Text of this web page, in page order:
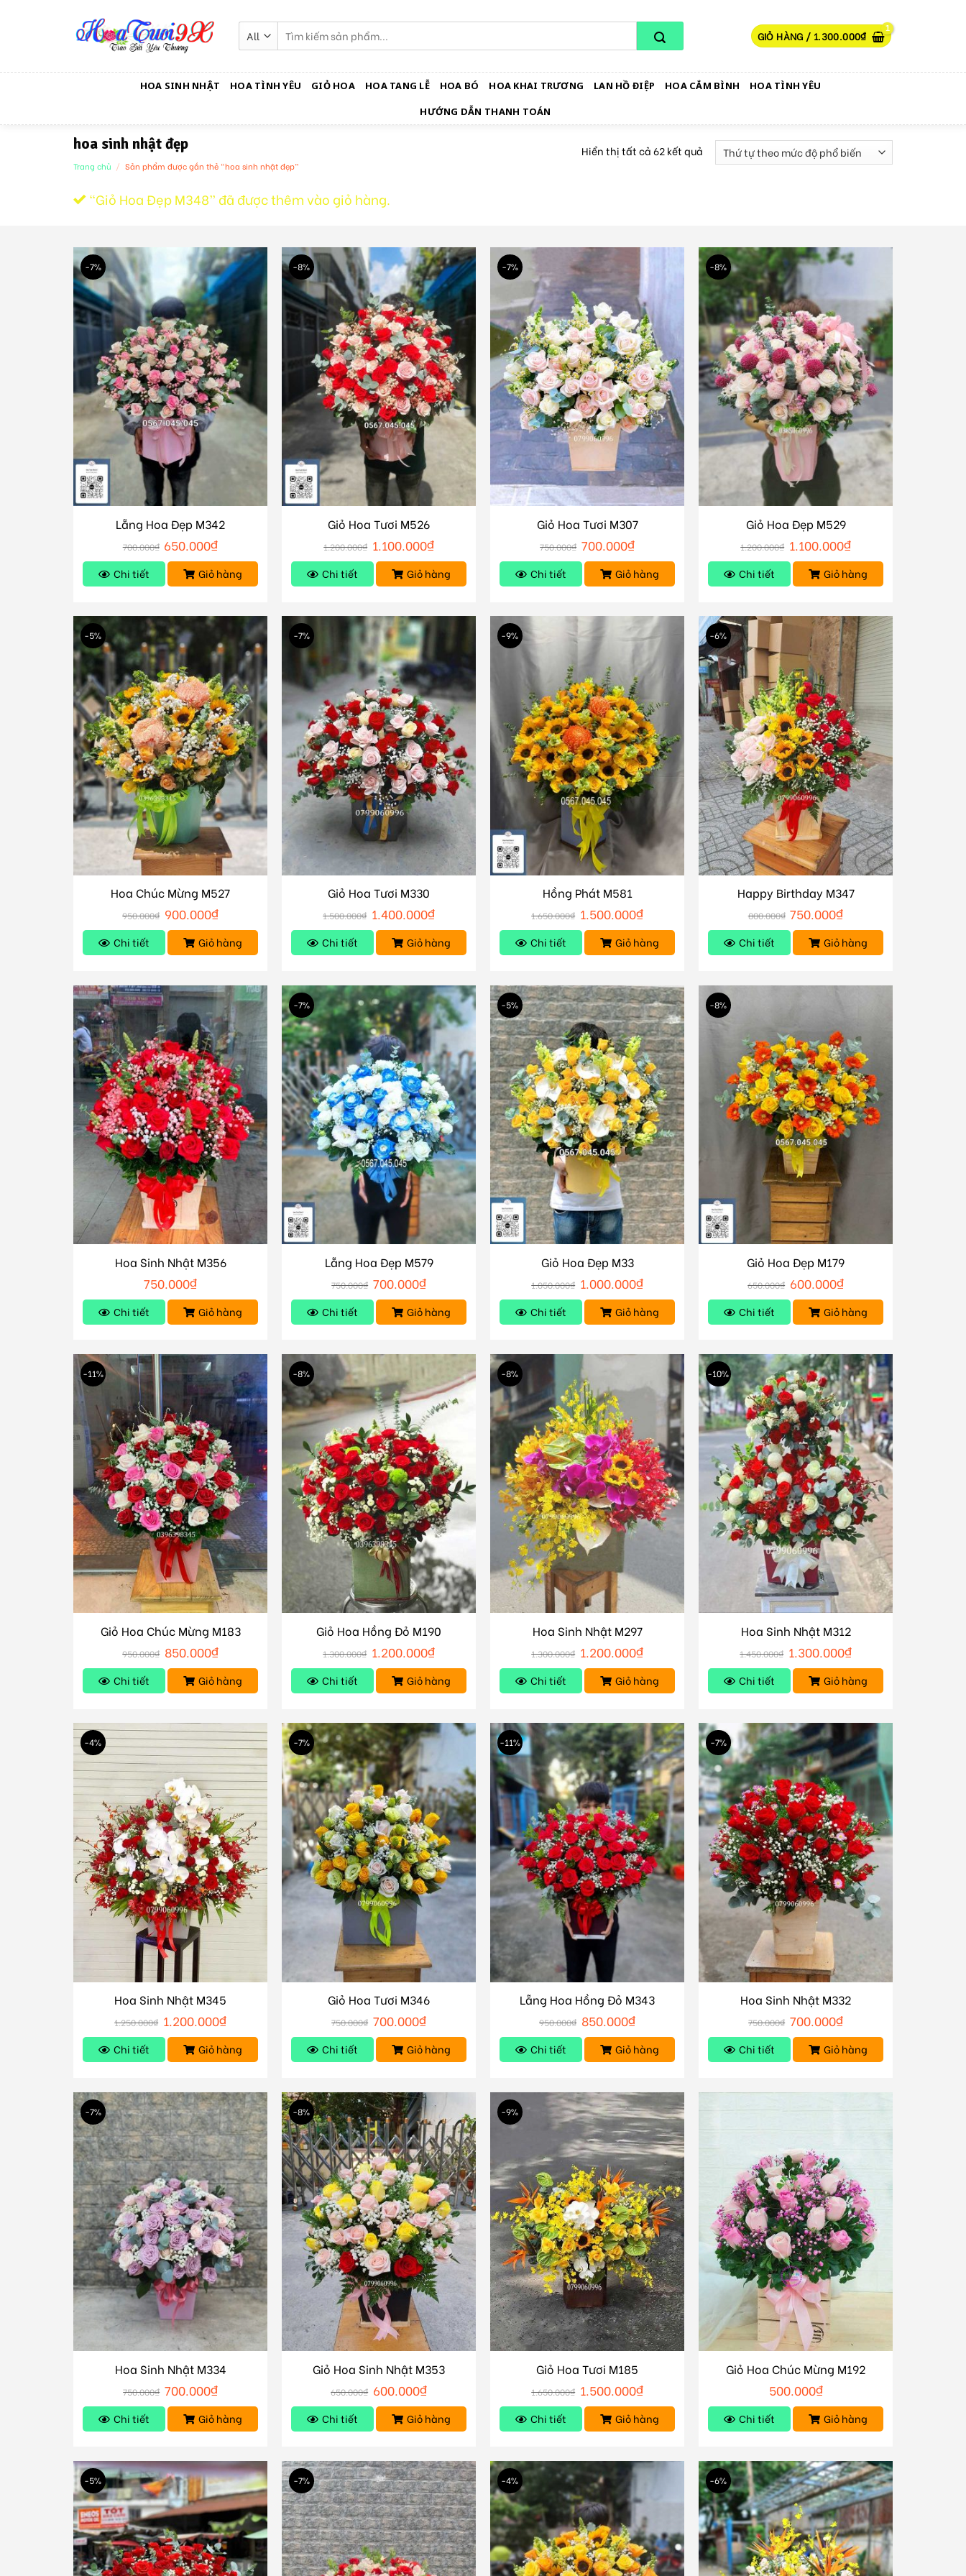
kiếm:
GIỎ HÀNG / 1.300.000₫
HOA SINH NHẬT HOA TÌNH YÊU GIỎ HOA HOA TANG LỄ HOA BÓ HOA KHAI TRƯƠNG LAN HỒ ĐIỆP HOA CẮM BÌNH
HOA TÌNH YÊU
HƯỚNG DẪN THANH TOÁN
hoa sinh nhật đẹp
Trang chủ / Sản phẩm được gắn thẻ “hoa sinh nhật đẹp”
Hiển thị tất cả 62 kết quả
“Giỏ Hoa Đẹp M348” đã được thêm vào giỏ hàng.
-7%
Lẵng Hoa Đẹp M342
700.000₫ 650.000₫
Chi tiết Giỏ hàng
-8%
Giỏ Hoa Tươi M526
1.200.000₫ 1.100.000₫
Chi tiết Giỏ hàng
-7%
Giỏ Hoa Tươi M307
750.000₫ 700.000₫
Chi tiết Giỏ hàng
-8%
Giỏ Hoa Đẹp M529
1.200.000₫ 1.100.000₫
Chi tiết Giỏ hàng
-5%
Hoa Chúc Mừng M527
950.000₫ 900.000₫
Chi tiết Giỏ hàng
-7%
Giỏ Hoa Tươi M330
1.500.000₫ 1.400.000₫
Chi tiết Giỏ hàng
-9%
Hồng Phát M581
1.650.000₫ 1.500.000₫
Chi tiết Giỏ hàng
-6%
Happy Birthday M347
800.000₫ 750.000₫
Chi tiết Giỏ hàng
Hoa Sinh Nhật M356
750.000₫
Chi tiết Giỏ hàng
-7%
Lẵng Hoa Đẹp M579
750.000₫ 700.000₫
Chi tiết Giỏ hàng
-5%
Giỏ Hoa Đẹp M33
1.050.000₫ 1.000.000₫
Chi tiết Giỏ hàng
-8%
Giỏ Hoa Đẹp M179
650.000₫ 600.000₫
Chi tiết Giỏ hàng
-11%
Giỏ Hoa Chúc Mừng M183
950.000₫ 850.000₫
Chi tiết Giỏ hàng
-8%
Giỏ Hoa Hồng Đỏ M190
1.300.000₫ 1.200.000₫
Chi tiết Giỏ hàng
-8%
Hoa Sinh Nhật M297
1.300.000₫ 1.200.000₫
Chi tiết Giỏ hàng
-10%
Hoa Sinh Nhật M312
1.450.000₫ 1.300.000₫
Chi tiết Giỏ hàng
-4%
Hoa Sinh Nhật M345
1.250.000₫ 1.200.000₫
Chi tiết Giỏ hàng
-7%
Giỏ Hoa Tươi M346
750.000₫ 700.000₫
Chi tiết Giỏ hàng
-11%
Lẵng Hoa Hồng Đỏ M343
950.000₫ 850.000₫
Chi tiết Giỏ hàng
-7%
Hoa Sinh Nhật M332
750.000₫ 700.000₫
Chi tiết Giỏ hàng
-7%
Hoa Sinh Nhật M334
750.000₫ 700.000₫
Chi tiết Giỏ hàng
-8%
Giỏ Hoa Sinh Nhật M353
650.000₫ 600.000₫
Chi tiết Giỏ hàng
-9%
Giỏ Hoa Tươi M185
1.650.000₫ 1.500.000₫
Chi tiết Giỏ hàng
Giỏ Hoa Chúc Mừng M192
500.000₫
Chi tiết Giỏ hàng
-5% -7% -4% -6%